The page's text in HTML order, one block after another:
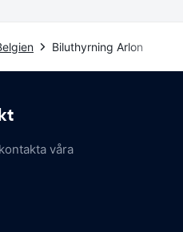
Biluthyrning Arlon
våra